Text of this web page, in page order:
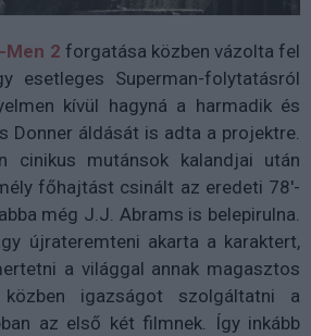
Men 2 forgatása közben vázolta fel
esetleges Superman-folytatásról
kívül hagyná a harmadik és
Donner áldását is adta a projektre.
cinikus mutánsok kalandjai után
főhajtást csinált az eredeti 78'-
még J.J. Abrams is belepirulna.
újrateremteni akarta a karaktert,
a világgal annak magasztos
igazságot szolgáltatni a
az első két filmnek. Így inkább